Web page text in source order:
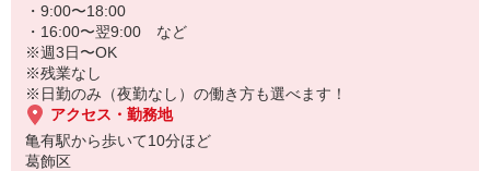
シフトの融通も利くのでプライベートを重視したい人にもおススメ
です！
ご応募お待ちしております♪
・9:00〜18:00
・16:00〜翌9:00 など
※週3日〜OK
※残業なし
※日勤のみ（夜勤なし）の働き方も選べます！
アクセス・勤務地
亀有駅から歩いて10分ほど
葛飾区